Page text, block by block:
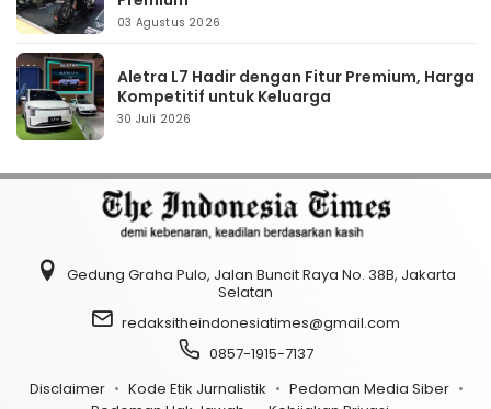
03 Agustus 2026
Aletra L7 Hadir dengan Fitur Premium, Harga
Kompetitif untuk Keluarga
30 Juli 2026
Gedung Graha Pulo, Jalan Buncit Raya No. 38B, Jakarta
Selatan
redaksitheindonesiatimes@gmail.com
0857-1915-7137
Disclaimer
Kode Etik Jurnalistik
Pedoman Media Siber